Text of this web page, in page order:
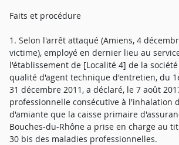
Faits et procédure
1. Selon l'arrêt attaqué (Amiens, 4
victime), employé en dernier lieu au
l'établissement de [Localité 4] de la
qualité d'agent technique d'entretien, du
31 décembre 2011, a déclaré, le 7 août
professionnelle consécutive à l'inhalation
d'amiante que la caisse primaire
Bouches-du-Rhône a prise en charge au
30 bis des maladies professionnelles.